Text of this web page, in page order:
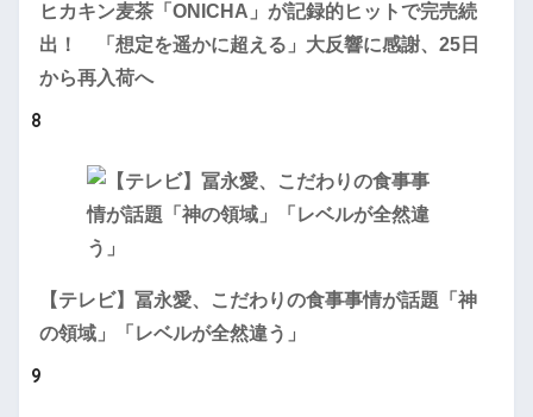
ヒカキン麦茶「ONICHA」が記録的ヒットで完売続
出！ 「想定を遥かに超える」大反響に感謝、25日
から再入荷へ
8
【テレビ】冨永愛、こだわりの食事事情が話題「神
の領域」「レベルが全然違う」
9